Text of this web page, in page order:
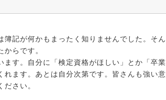
記が何かもまったく知りませんでした。そん
らです。
す。自分に「検定資格がほしい」とか「卒業
ます。あとは自分次第です。皆さんも強い意
さい。